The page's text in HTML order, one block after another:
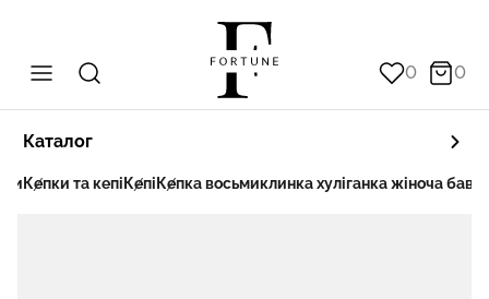
0 0
Каталог
Кепки та кепі Кепі Кепка восьмиклинка хуліганка жіноча